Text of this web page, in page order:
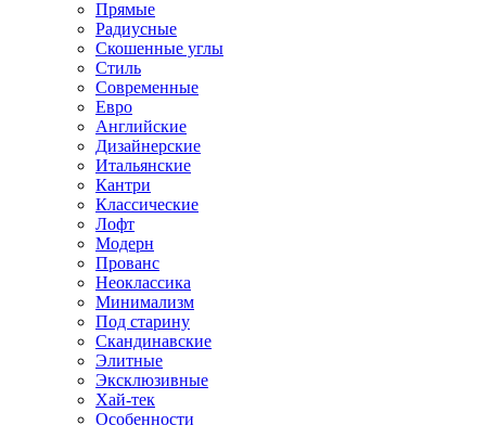
Прямые
Радиусные
Скошенные углы
Стиль
Современные
Евро
Английские
Дизайнерские
Итальянские
Кантри
Классические
Лофт
Модерн
Прованс
Неоклассика
Минимализм
Под старину
Скандинавские
Элитные
Эксклюзивные
Хай-тек
Особенности